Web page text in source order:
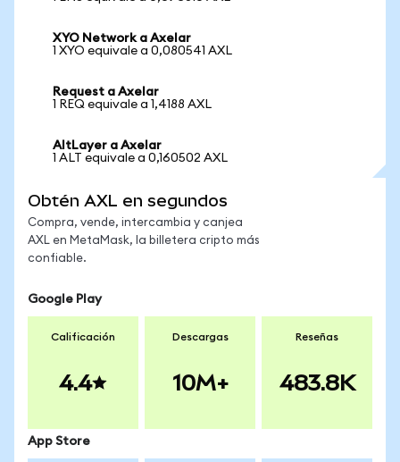
XYO Network a Axelar
1 XYO equivale a 0,080541 AXL
Request a Axelar
1 REQ equivale a 1,4188 AXL
AltLayer a Axelar
1 ALT equivale a 0,160502 AXL
Obtén AXL en segundos
Compra, vende, intercambia y canjea
AXL en MetaMask, la billetera cripto más
confiable.
Google Play
Calificación
4.4
Descargas
10M+
Reseñas
483.8K
App Store